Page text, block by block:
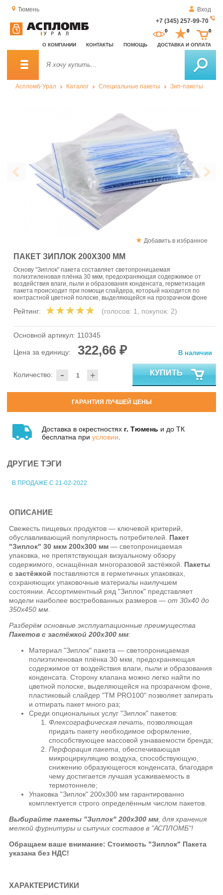
Тюмень
Вход
+7 (345) 257-99-70
О КОМПАНИИ КОНТАКТЫ ПОМОЩЬ ДОСТАВКА И ОПЛАТА
0 0 0
Аспломб-Урал Каталог Специальные пакеты Зип-пакеты
Добавить в избранное
ПАКЕТ ЗИПЛОК 200Х300 ММ
Основу "Зиплок" пакета составляет светопроницаемая
полиэтиленовая плёнка 30 мкм, предохраняющая содержимое от
воздействия влаги, пыли и образования конденсата, герметизация
пакета происходит при помощи слайдера, который находится по
контрастной цветной полоске, выделяющейся на прозрачном фоне
Рейтинг: (голосов: 1, покупок: 2)
Основной артикул: 110345
Цена за единицу: 322,66 ₽
- +
Количество:
В наличии
КУПИТЬ
ГАРАНТИЯ ЛУЧШЕЙ ЦЕНЫ
Доставка в окрестностях г. Тюмень и до ТК
бесплатна при условии
ДРУГИЕ ТЭГИ
В ПРОДАЖЕ С 21-02-2022
ОПИСАНИЕ
Свежесть пищевых продуктов — ключевой критерий,
обуславливающий популярность потребителей. Пакет
"Зиплок" 30 мкм 200х300 мм — светопроницаемая
упаковка, не препятствующая визуальному обзору
содержимого, оснащённая многоразовой застёжкой. Пакеты
с застёжкой поставляются в герметичных упаковках,
сохраняющих упаковочные материалы наилучшем
состоянии. Ассортиментный ряд "Зиплок" представляет
модели наиболее востребованных размеров —от 30x40 до
350x450 мм
Разберём основные эксплуатационные преимущества
Пакетов с застёжкой 200х300 мм:
Материал "Зиплок" пакета — светопроницаемая
полиэтиленовая плёнка 30 мкм, предохраняющая
содержимое от воздействия влаги, пыли и образования
конденсата. Сторону клапана можно легко найти по
цветной полоске, выделяющейся на прозрачном фоне,
пластиковый слайдер "ТМ PRO100" позволяет запирать
и отпирать пакет много раз;
Среди опциональных услуг "Зиплок" пакетов:
Флексографическая печать , позволяющая
придать пакету необходимое оформление,
способствующее массовой узнаваемости бренда;
Перфорация пакета , обеспечивающая
микроциркуляцию воздуха, способствующую,
снижению образующегося конденсата, благодаря
чему достигается лучшая усаживаемость в
термотоннеле;
Упаковка "Зиплок" 200х300 мм гарантированно
комплектуется строго определённым числом пакетов.
Выбирайте пакеты "Зиплок" 200х300 мм , для хранения
мелкой фурнитуры и сыпучих составов в "АСПЛОМБ"!
Обращаем ваше внимание: Стоимость "Зиплок" Пакета
указана без НДС!
ХАРАКТЕРИСТИКИ